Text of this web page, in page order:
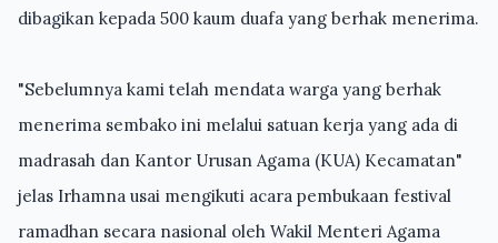
dibagikan kepada 500 kaum duafa yang berhak menerima.
"Sebelumnya kami telah mendata warga yang berhak
menerima sembako ini melalui satuan kerja yang ada di
madrasah dan Kantor Urusan Agama (KUA) Kecamatan"
jelas Irhamna usai mengikuti acara pembukaan festival
ramadhan secara nasional oleh Wakil Menteri Agama